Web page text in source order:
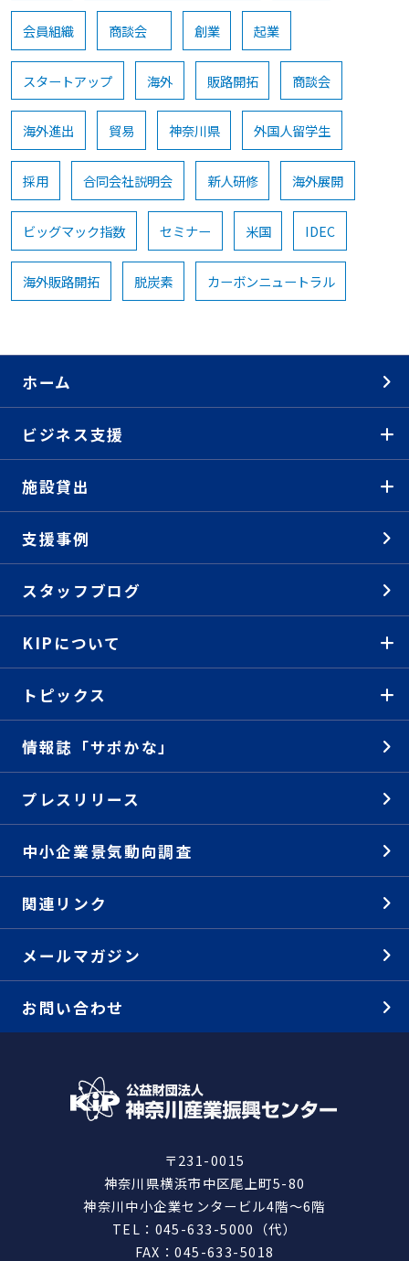
会員組織 商談会 創業 起業
スタートアップ 海外 販路開拓 商談会
海外進出 貿易 神奈川県 外国人留学生
採用 合同会社説明会 新人研修 海外展開
ビッグマック指数 セミナー 米国 IDEC
海外販路開拓 脱炭素 カーボンニュートラル
ホーム
ビジネス支援
施設貸出
支援事例
スタッフブログ
KIPについて
トピックス
情報誌「サポかな」
プレスリリース
中小企業景気動向調査
関連リンク
メールマガジン
お問い合わせ
〒231-0015
神奈川県横浜市中区尾上町5-80
神奈川中小企業センタービル4階～6階
TEL：045-633-5000（代）
FAX：045-633-5018